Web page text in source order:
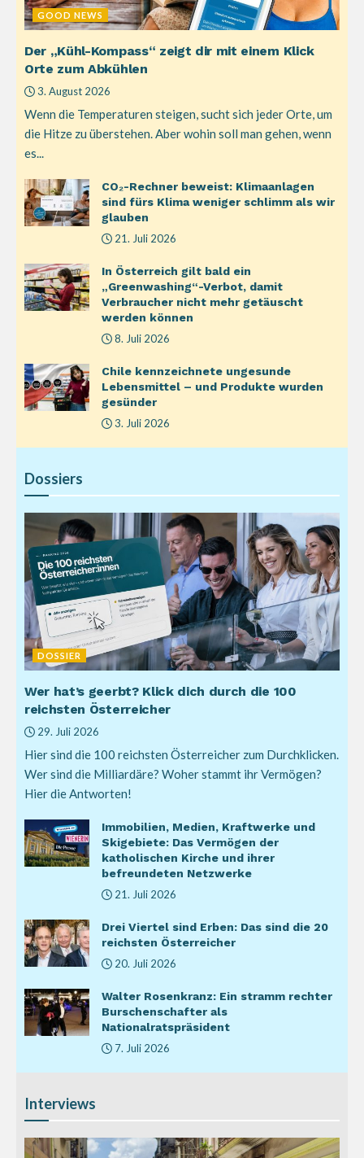
GOOD NEWS
Der „Kühl-Kompass“ zeigt dir mit einem Klick
Orte zum Abkühlen
3. August 2026
Wenn die Temperaturen steigen, sucht sich jeder Orte, um
die Hitze zu überstehen. Aber wohin soll man gehen, wenn
es...
CO₂-Rechner beweist: Klimaanlagen
sind fürs Klima weniger schlimm als wir
glauben
21. Juli 2026
In Österreich gilt bald ein
„Greenwashing“-Verbot, damit
Verbraucher nicht mehr getäuscht
werden können
8. Juli 2026
Chile kennzeichnete ungesunde
Lebensmittel – und Produkte wurden
gesünder
3. Juli 2026
Dossiers
DOSSIER
Wer hat’s geerbt? Klick dich durch die 100
reichsten Österreicher
29. Juli 2026
Hier sind die 100 reichsten Österreicher zum Durchklicken.
Wer sind die Milliardäre? Woher stammt ihr Vermögen?
Hier die Antworten!
Immobilien, Medien, Kraftwerke und
Skigebiete: Das Vermögen der
katholischen Kirche und ihrer
befreundeten Netzwerke
21. Juli 2026
Drei Viertel sind Erben: Das sind die 20
reichsten Österreicher
20. Juli 2026
Walter Rosenkranz: Ein stramm rechter
Burschenschafter als
Nationalratspräsident
7. Juli 2026
Interviews